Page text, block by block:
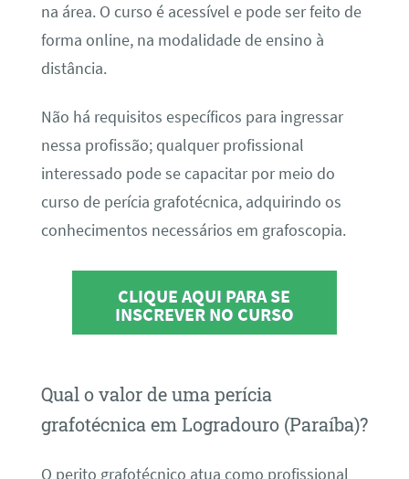
na área. O curso é acessível e pode ser feito de
forma online, na modalidade de ensino à
distância.
Não há requisitos específicos para ingressar
nessa profissão; qualquer profissional
interessado pode se capacitar por meio do
curso de perícia grafotécnica, adquirindo os
conhecimentos necessários em grafoscopia.
CLIQUE AQUI PARA SE
INSCREVER NO CURSO
Qual o valor de uma perícia
grafotécnica em Logradouro (Paraíba)?
O perito grafotécnico atua como profissional